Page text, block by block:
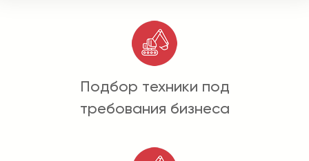
Подбор техники под
требования бизнеса